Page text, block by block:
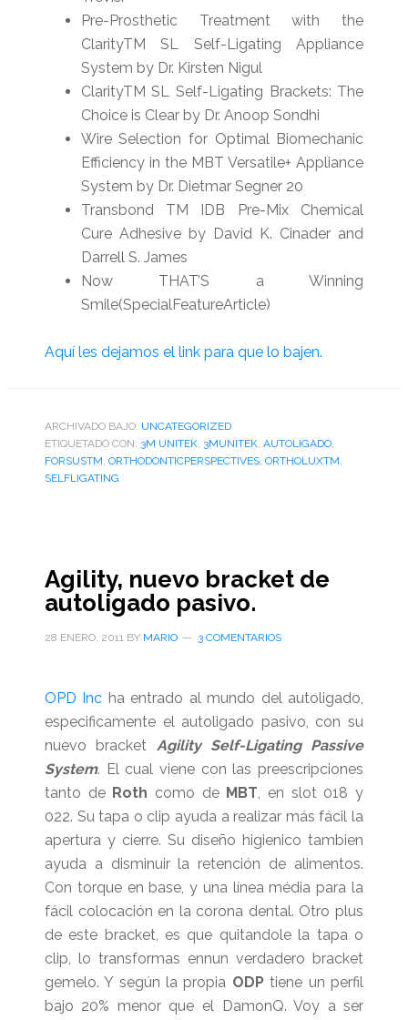
Pre-Prosthetic Treatment with the
ClarityTM SL Self-Ligating Appliance
System by Dr. Kirsten Nigul
ClarityTM SL Self-Ligating Brackets: The
Choice is Clear by Dr. Anoop Sondhi
Wire Selection for Optimal Biomechanic
Efficiency in the MBT Versatile+ Appliance
System by Dr. Dietmar Segner 20
Transbond TM IDB Pre-Mix Chemical
Cure Adhesive by David K. Cinader and
Darrell S. James
Now THAT’S a Winning
Smile(SpecialFeatureArticle)
Aquí les dejamos el link para que lo bajen.
ARCHIVADO BAJO: UNCATEGORIZED
ETIQUETADO CON: 3M UNITEK, 3MUNITEK, AUTOLIGADO,
FORSUSTM, ORTHODONTICPERSPECTIVES, ORTHOLUXTM,
SELFLIGATING
Agility, nuevo bracket de
autoligado pasivo.
28 ENERO, 2011BY MARIO 3 COMENTARIOS
OPD Inc ha entrado al mundo del autoligado,
especificamente el autoligado pasivo, con su
nuevo bracket Agility Self-Ligating Passive
System. El cual viene con las preescripciones
tanto de Roth como de MBT, en slot 018 y
022. Su tapa o clip ayuda a realizar más fácil la
apertura y cierre. Su diseño higienico tambien
ayuda a disminuir la retención de alimentos.
Con torque en base, y una línea média para la
fácil colocación en la corona dental. Otro plus
de este bracket, es que quitandole la tapa o
clip, lo transformas ennun verdadero bracket
gemelo. Y según la propia ODP tiene un perfil
bajo 20% menor que el DamonQ. Voy a ser